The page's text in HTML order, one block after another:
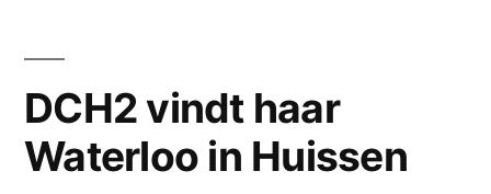
DCH2 vindt haar
Waterloo in Huissen